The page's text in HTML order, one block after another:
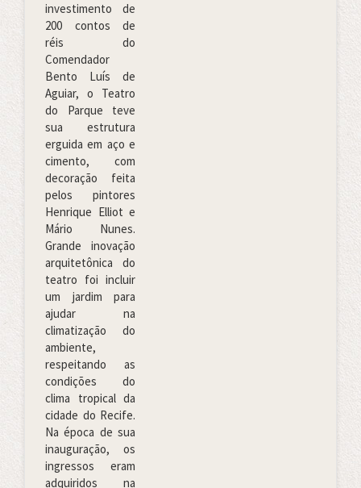
investimento de
200 contos de
réis do
Comendador
Bento Luís de
Aguiar, o Teatro
do Parque teve
sua estrutura
erguida em aço e
cimento, com
decoração feita
pelos pintores
Henrique Elliot e
Mário Nunes.
Grande inovação
arquitetônica do
teatro foi incluir
um jardim para
ajudar na
climatização do
ambiente,
respeitando as
condições do
clima tropical da
cidade do Recife.
Na época de sua
inauguração, os
ingressos eram
adquiridos na